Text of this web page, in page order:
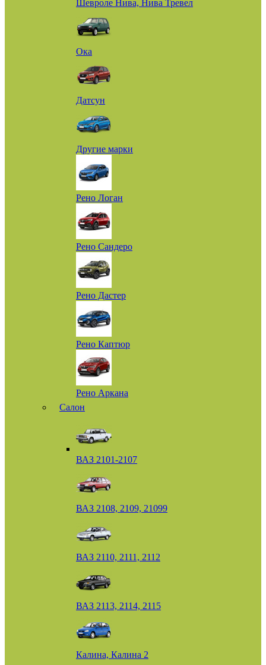
Шевроле Нива, Нива Тревел
Ока
Датсун
Другие марки
Рено Логан
Рено Сандеро
Рено Дастер
Рено Каптюр
Рено Аркана
Салон
ВАЗ 2101-2107
ВАЗ 2108, 2109, 21099
ВАЗ 2110, 2111, 2112
ВАЗ 2113, 2114, 2115
Калина, Калина 2